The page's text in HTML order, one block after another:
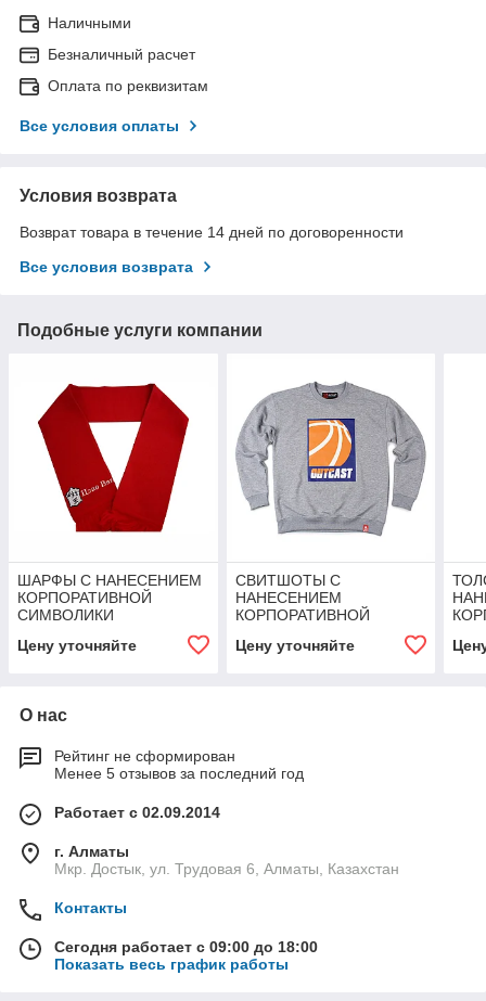
Наличными
Безналичный расчет
Оплата по реквизитам
Все условия оплаты
Условия возврата
Возврат товара в течение 14 дней по договоренности
Все условия возврата
Подобные услуги компании
ШАРФЫ С НАНЕСЕНИЕМ
КОРПОРАТИВНОЙ
СИМВОЛИКИ
Цену уточняйте
СВИТШОТЫ С
НАНЕСЕНИЕМ
КОРПОРАТИВНОЙ
Цену уточняйте
О нас
Рейтинг не сформирован
Менее 5 отзывов за последний год
Работает с 02.09.2014
г. Алматы
Мкр. Достык, ул. Трудовая 6, Алматы, Казахстан
Контакты
Сегодня работает с 09:00 до 18:00
Показать весь график работы